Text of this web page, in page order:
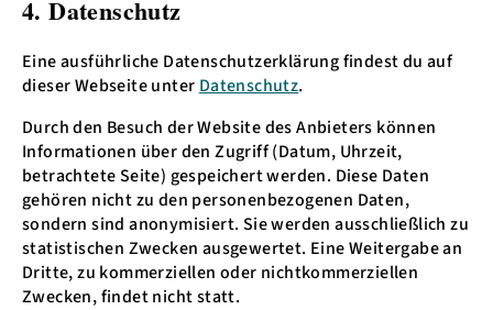
4. Datenschutz
Eine ausführliche Datenschutzerklärung findest du auf
dieser Webseite unter Datenschutz.
Durch den Besuch der Website des Anbieters können
Informationen über den Zugriff (Datum, Uhrzeit,
betrachtete Seite) gespeichert werden. Diese Daten
gehören nicht zu den personenbezogenen Daten,
sondern sind anonymisiert. Sie werden ausschließlich zu
statistischen Zwecken ausgewertet. Eine Weitergabe an
Dritte, zu kommerziellen oder nichtkommerziellen
Zwecken, findet nicht statt.